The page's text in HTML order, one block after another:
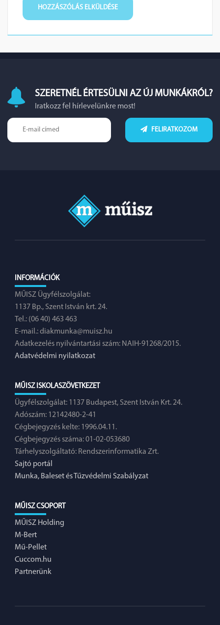
SZERETNÉL ÉRTESÜLNI AZ ÚJ MUNKÁKRÓL?
Iratkozz fel hírlevelünkre most!
FELIRATKOZOM
INFORMÁCIÓK
MŰISZ Ügyfélszolgálat:
1137 Bp., Szent István krt. 24.
Tel.: (06 40) 463 463
E-mail.:diakmunka@muisz.hu
Adatkezelés nyilvántartási szám: NAIH-91268/2015.
Adatvédelmi nyilatkozat
MŰISZ ISKOLASZÖVETKEZET
Ügyfélszolgálat: 1137 Budapest, Szent István Krt. 24.
Adószám: 12142480-2-41
Cégbejegyzés kelte: 1996.04.11.
Cégbejegyzés száma: 01-02-053680
Tárhelyszolgáltató: Rendszerinformatika Zrt.
Sajtó portál
Munka, Baleset és Tűzvédelmi Szabályzat
MŰISZ CSOPORT
MŰISZ Holding
M-Bert
Mű-Pellet
Cuccom.hu
Partnerünk